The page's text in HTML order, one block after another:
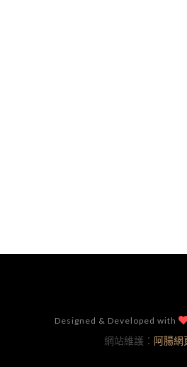
Designed & Developed with
網站維護： 阿腸網